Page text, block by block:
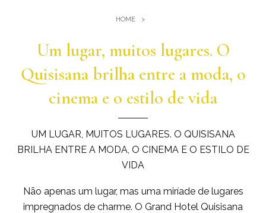
Sauna e banho turco
Eventos e reuniões
Reuniões no Quisisana
Casamentos em Quisisana
Galeria
Leaders Club
Blog
HOME
Um lugar, muitos lugares. O
Quisisana brilha entre a moda, o
cinema e o estilo de vida
UM LUGAR, MUITOS LUGARES. O QUISISANA
BRILHA ENTRE A MODA, O CINEMA E O ESTILO DE
VIDA
Não apenas um lugar, mas uma miríade de lugares
impregnados de charme. O Grand Hotel Quisisana